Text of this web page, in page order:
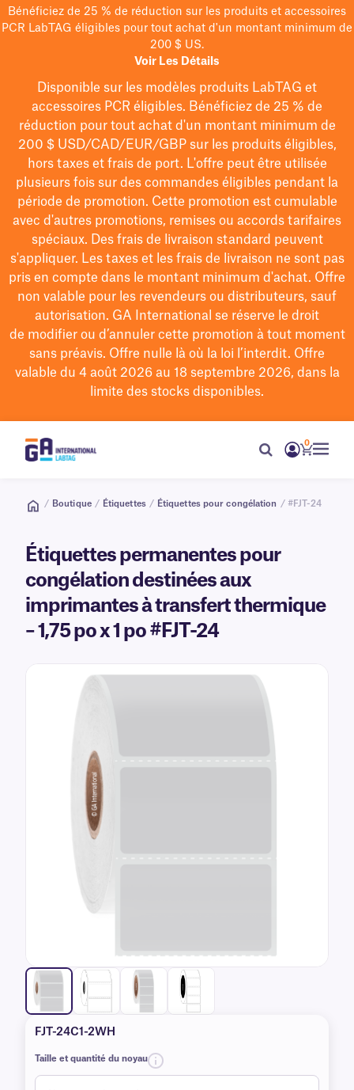
Bénéficiez de 25 % de réduction sur les produits et accessoires
PCR LabTAG éligibles pour tout achat d'un montant minimum de
200 $ US.
Voir Les Détails
Disponible sur les modèles produits LabTAG et
accessoires PCR éligibles. Bénéficiez de 25 % de
réduction pour tout achat d'un montant minimum de
200 $USD/CAD/EUR/GBPsur les produits éligibles,
hors taxes et frais de port. L'offre peut être utilisée
plusieurs fois sur des commandes éligibles pendant la
période de promotion. Cette promotion est cumulable
avec d'autres promotions, remises ou accords tarifaires
spéciaux. Des frais de livraison standard peuvent
s'appliquer. Les taxes et les frais de livraison ne sont pas
pris en compte dans le montant minimum d'achat. Offre
non valable pour les revendeurs ou distributeurs, sauf
autorisation. GA International se réserve le droit
de modifierou d’annuler cette promotion à tout moment
sans préavis. Offre nulle là où la loi l’interdit. Offre
valable du 4 août 2026 au 18 septembre 2026, dans la
limite des stocks disponibles.
0
/ Boutique / Étiquettes / Étiquettes pour congélation / #FJT-24
Étiquettes permanentes pour
congélation destinées aux
imprimantes à transfert thermique
– 1,75 po x 1 po #FJT-24
FJT-24C1-2WH
Taille et quantité du noyau